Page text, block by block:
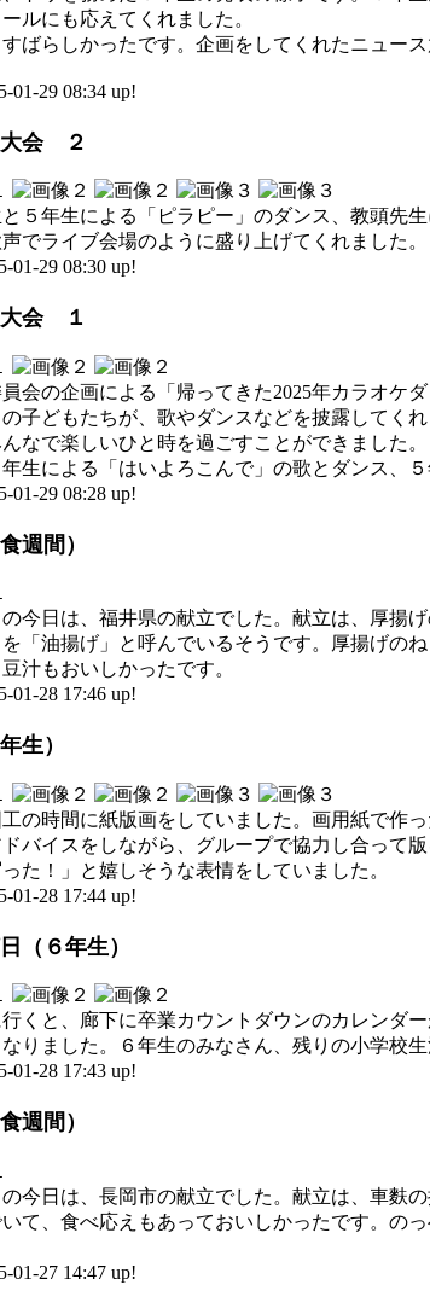
ルにも応えてくれました。
ばらしかったです。企画をしてくれたニュー
01-29 08:34 up!
大会 ２
５年生による「ピラピー」のダンス、教頭先
でライブ会場のように盛り上げてくれました。
01-29 08:30 up!
大会 １
会の企画による「帰ってきた2025年カラオケ
子どもたちが、歌やダンスなどを披露してく
なで楽しいひと時を過ごすことができました。
生による「はいよろこんで」の歌とダンス、
01-29 08:28 up!
週間）
今日は、福井県の献立でした。献立は、厚揚
を「油揚げ」と呼んでいるそうです。厚揚げの
汁もおいしかったです。
01-28 17:46 up!
生）
の時間に紙版画をしていました。画用紙で作
バイスをしながら、グループで協力し合って
た！」と嬉しそうな表情をしていました。
01-28 17:44 up!
（６年生）
くと、廊下に卒業カウントダウンのカレンダ
りました。６年生のみなさん、残りの小学校
01-28 17:43 up!
週間）
今日は、長岡市の献立でした。献立は、車麩
て、食べ応えもあっておいしかったです。の
01-27 14:47 up!